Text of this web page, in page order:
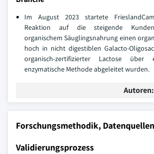
Im August 2023 startete
Reaktion auf die steigende
organischem Säuglingsnahrung einen
hoch in nicht digestiblen Galacto-
organisch-zertifizierter Lactose über
enzymatische Methode abgeleitet wurden.
Autoren:
Forschungsmethodik,
Validierungsprozess